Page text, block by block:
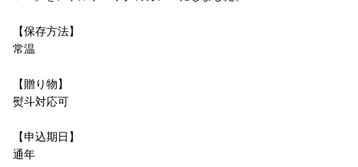
【保存方法】
常温
【贈り物】
熨斗対応可
【申込期日】
通年